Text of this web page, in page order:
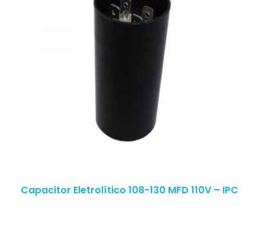
Capacitor Eletrolítico 108-130 MFD 110V – IPC